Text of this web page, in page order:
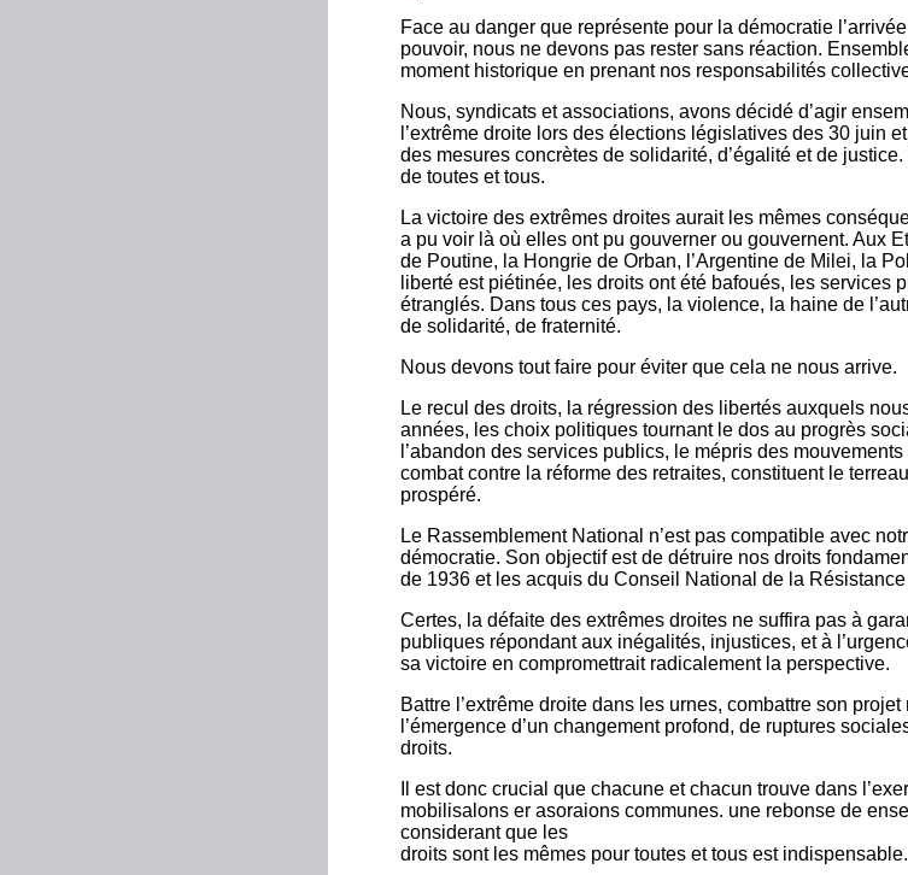
Face au danger que représente pour la démocratie
pouvoir, nous ne devons pas rester sans réaction.
moment historique en prenant nos responsabilités
Nous, syndicats et associations, avons décidé d’agir
l’extrême droite lors des élections législatives des 30 juin
des mesures concrètes de solidarité, d’égalité et de
de toutes et tous.
La victoire des extrêmes droites aurait les mêmes
a pu voir là où elles ont pu gouverner ou gouvernent. Aux
de Poutine, la Hongrie de Orban, l’Argentine de Milei, la
liberté est piétinée, les droits ont été bafoués, les services
étranglés. Dans tous ces pays, la violence, la haine de
de solidarité, de fraternité.
Nous devons tout faire pour éviter que cela ne nous arrive.
Le recul des droits, la régression des libertés auxquels
années, les choix politiques tournant le dos au progrès
l’abandon des services publics, le mépris des
combat contre la réforme des retraites, constituent le
prospéré.
Le Rassemblement National n’est pas compatible avec
démocratie. Son objectif est de détruire nos droits
de 1936 et les acquis du Conseil National de la
Certes, la défaite des extrêmes droites ne suffira pas à
publiques répondant aux inégalités, injustices, et à
sa victoire en compromettrait radicalement la perspective.
Battre l’extrême droite dans les urnes, combattre son
l’émergence d’un changement profond, de ruptures
droits.
Il est donc crucial que chacune et chacun trouve dans
mobilisalons er asoraions communes. une rebonse de
considerant que les
droits sont les mêmes pour toutes et tous est indispensable.